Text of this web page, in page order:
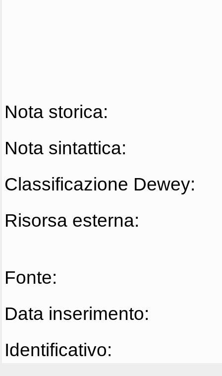
Nota storica:
Nota sintattica:
Classificazione Dewey:
Risorsa esterna:
Fonte:
Data inserimento:
Identificativo: